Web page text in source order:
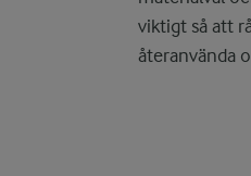
viktigt så att
återanvända